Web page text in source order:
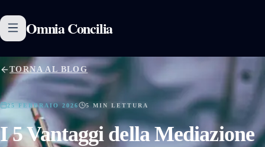
OmniaConcilia
TORNA AL BLOG
25 FEBBRAIO 2026 5 MIN LETTURA
I 5 Vantaggi della Mediazione